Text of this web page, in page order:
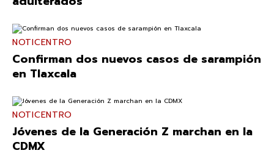
NOTICENTRO
Confirman dos nuevos casos de sarampión
en Tlaxcala
NOTICENTRO
Jóvenes de la Generación Z marchan en la
CDMX